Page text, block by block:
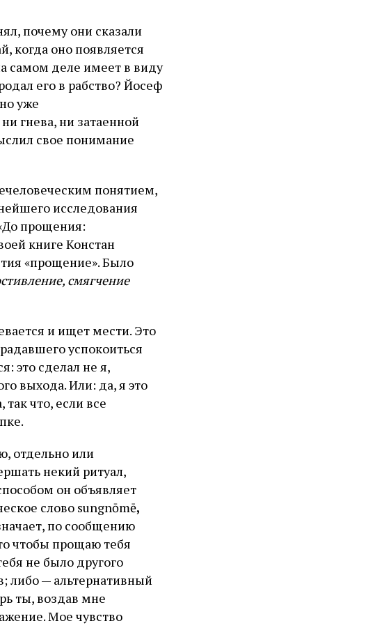
почему они сказали
когда оно появляется
самом деле имеет в виду
его в рабство? Йосеф
уже
гнева, ни затаенной
свое понимание
понятием,
исследования
прощения:
книге Констан
«прощение». Было
смягчение
и ищет мести. Это
успокоиться
это сделал не я,
выхода. Или: да, я это
что, если все
отдельно или
некий ритуал,
он объявляет
слово sungnōmē,
по сообщению
чтобы прощаю тебя
не было другого
либо — альтернативный
ты, воздав мне
Мое чувство